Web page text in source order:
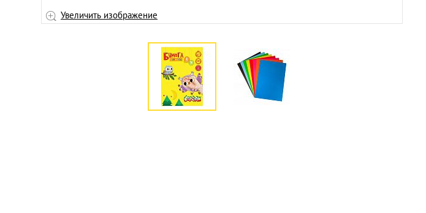
Увеличить изображение